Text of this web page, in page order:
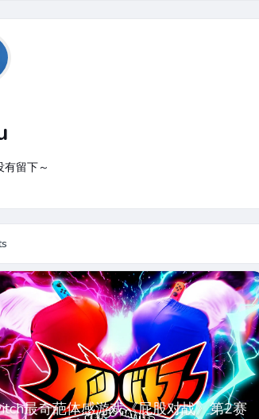
留下～
最奇葩体感游戏《屁股对战》第2赛